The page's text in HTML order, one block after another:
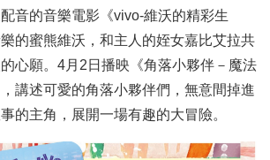
音的音樂電影《vivo-維沃的精彩生
的蜜熊維沃，和主人的姪女嘉比艾拉共
心願。4月2日播映《角落小夥伴－魔法
講述可愛的角落小夥伴們，無意間掉進
的主角，展開一場有趣的大冒險。